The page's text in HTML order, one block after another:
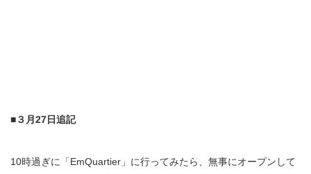
■３月27日追記
10時過ぎに「EmQuartier」に行ってみたら、無事にオープンして